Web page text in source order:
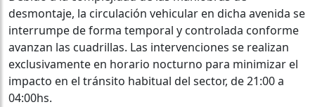
desmontaje, la circulación vehicular en dicha avenida se
interrumpe de forma temporal y controlada conforme
avanzan las cuadrillas. Las intervenciones se realizan
exclusivamente en horario nocturno para minimizar el
impacto en el tránsito habitual del sector, de 21:00 a
04:00hs.